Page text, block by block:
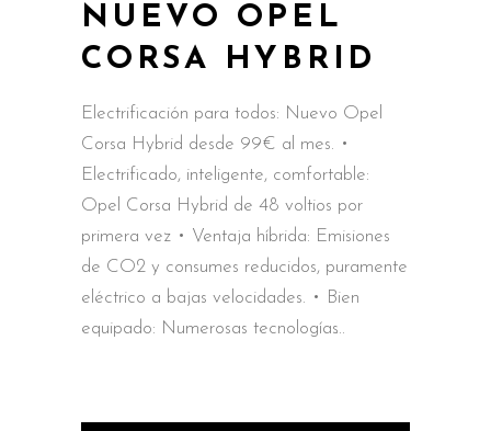
NUEVO OPEL
CORSA HYBRID
Electrificación para todos: Nuevo Opel
Corsa Hybrid desde 99€ al mes. •
Electrificado, inteligente, comfortable:
Opel Corsa Hybrid de 48 voltios por
primera vez • Ventaja híbrida: Emisiones
de CO2 y consumes reducidos, puramente
eléctrico a bajas velocidades. • Bien
equipado: Numerosas tecnologías